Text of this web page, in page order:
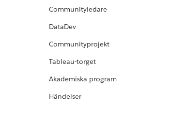
Communityledare
DataDev
Communityprojekt
Tableau-torget
Akademiska program
Händelser